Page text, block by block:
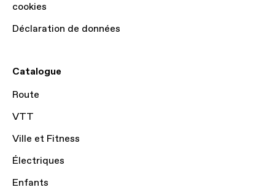
cookies
Déclaration de données
Catalogue
Route
VTT
Ville et Fitness
Électriques
Enfants